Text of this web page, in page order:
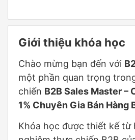
Giới thiệu khóa học
Chào mừng bạn đến với
một phần quan trọng
chiến B2B Sales Master –
1% Chuyên Gia Bán Hàng
Khóa học được thiết kế từ